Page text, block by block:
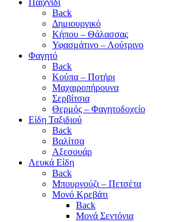
Back
Δημιουργικό
Κήπου – Θάλασσας
Υφασμάτινο – Λούτρινο
Φαγητό
Back
Κούπα – Ποτήρι
Μαχαιροπήρουνα
Σερβίτσια
Θερμός – Φαγητοδοχείο
Είδη Ταξιδιού
Back
Βαλίτσα
Αξεσουάρ
Λευκά Είδη
Back
Μπουρνούζι – Πετσέτα
Μονό Κρεβάτι
Back
Μονά Σεντόνια